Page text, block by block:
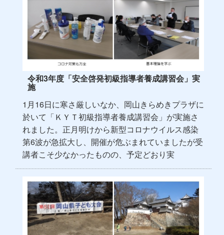
令和3年度「安全啓発初級指導者養成講習会」実
施
1月16日に寒さ厳しいなか、岡山きらめきプラザに
於いて「ＫＹＴ初級指導者養成講習会」が実施さ
れました。正月明けから新型コロナウイルス感染
第6波が急拡大し、開催が危ぶまれていましたが受
講者こそ少なかったものの、予定どおり実